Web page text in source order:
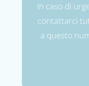
In caso di
contattarci
a questo